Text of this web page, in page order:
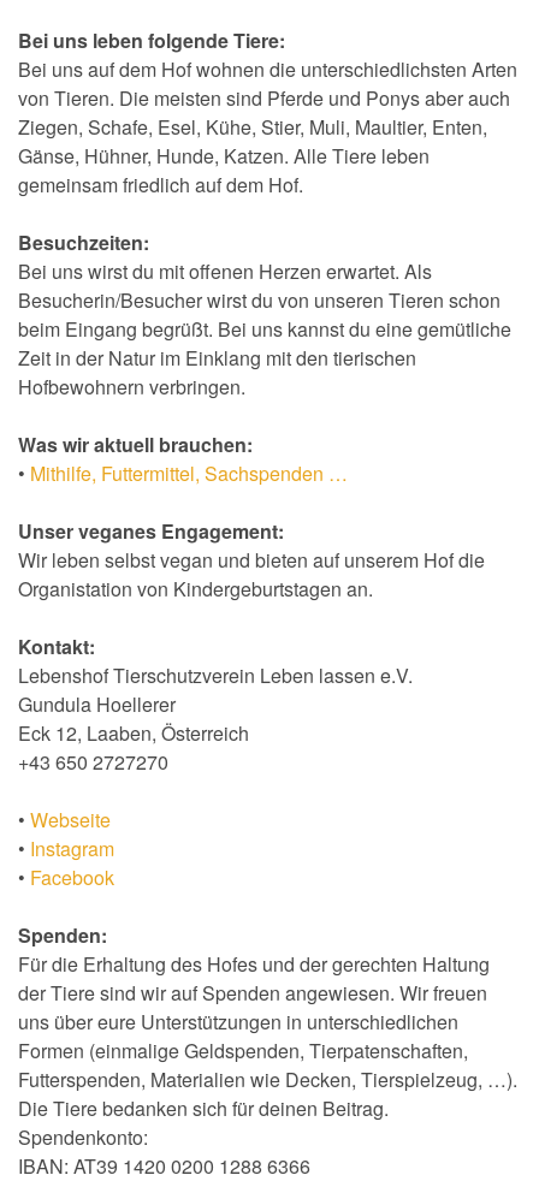
Bei uns leben folgende Tiere:
Bei uns auf dem Hof wohnen die unterschiedlichsten Arten
von Tieren. Die meisten sind Pferde und Ponys aber auch
Ziegen, Schafe, Esel, Kühe, Stier, Muli, Maultier, Enten,
Gänse, Hühner, Hunde, Katzen. Alle Tiere leben
gemeinsam friedlich auf dem Hof.
Besuchzeiten:
Bei uns wirst du mit offenen Herzen erwartet. Als
Besucherin/Besucher wirst du von unseren Tieren schon
beim Eingang begrüßt. Bei uns kannst du eine gemütliche
Zeit in der Natur im Einklang mit den tierischen
Hofbewohnern verbringen.
Was wir aktuell brauchen:
• Mithilfe, Futtermittel, Sachspenden …
Unser veganes Engagement:
Wir leben selbst vegan und bieten auf unserem Hof die
Organistation von Kindergeburtstagen an.
Kontakt:
Lebenshof Tierschutzverein Leben lassen e.V.
Gundula Hoellerer
Eck 12, Laaben, Österreich
+43 650 2727270
• Webseite
• Instagram
• Facebook
Spenden:
Für die Erhaltung des Hofes und der gerechten Haltung
der Tiere sind wir auf Spenden angewiesen. Wir freuen
uns über eure Unterstützungen in unterschiedlichen
Formen (einmalige Geldspenden, Tierpatenschaften,
Futterspenden, Materialien wie Decken, Tierspielzeug, …).
Die Tiere bedanken sich für deinen Beitrag.
Spendenkonto:
IBAN: AT39 1420 0200 1288 6366